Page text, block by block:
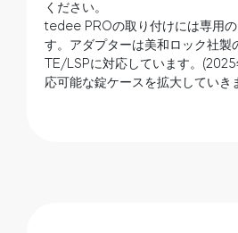
Home access
Tedee Keypad PRO
ください。
tedee PROの取り付けには専用
す。アダプターは美和ロック社
TE/LSPに対応しています。
応可能な錠ケースを拡大していき